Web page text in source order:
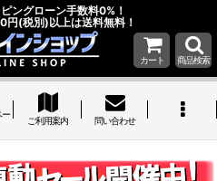
ングローン手数料0%！
(税別)以上は送料無料！
カート 商品検索
ご利用案内 問い合わせ